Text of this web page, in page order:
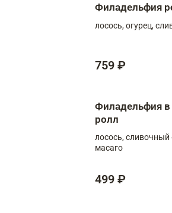
Филадельфия
лосось, огурец,
759 ₽
Филадельфия в
ролл
лосось, сливочный
масаго
499 ₽